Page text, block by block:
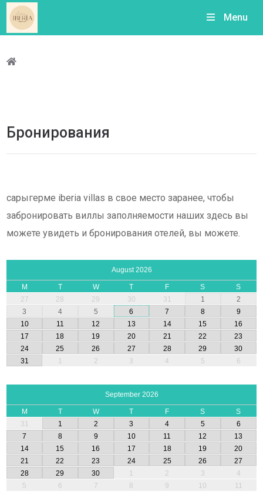
Menu
Бронирования
сарыгерме iberia villas в свое место заранее, чтобы
забронировать виллы заполняемости наших здесь вы
можете увидеть и бронирования отелей, вы можете.
August 2026
M T W T F S
S
27
28 29 30 31 1
2
3
4 5 6 7 8
9
10
11 12 13 14 15
16
17
18 19 20 21 22
23
24
25 26 27 28 29
30
31
1 2 3 4 5 6
September 2026
M T W T F S
S
31
1 2 3 4 5
6
7
8 9 10 11 12
13
14
15 16 17 18 19
20
21
22 23 24 25 26
27
28
29 30 1 2 3
4
5
6 7 8 9 10 11